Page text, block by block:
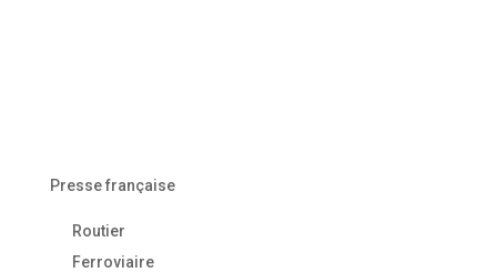
Presse française
Routier
Ferroviaire